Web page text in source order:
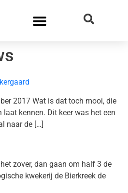
2017 Wat is dat toch mooi, die
kennen. Dit keer was het een
naar de […]
zover, dan gaan om half 3 de
kwekerij de Bierkreek de